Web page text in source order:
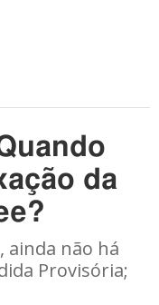
da
não há
Provisória;